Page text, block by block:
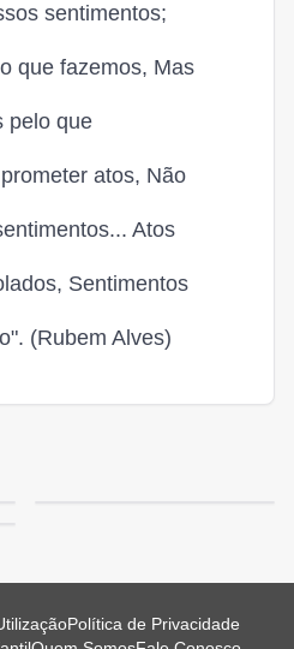
sentimentos;
que fazemos, Mas
pelo que
atos, Não
Atos
Sentimentos
(Rubem Alves)
Política de Privacidade